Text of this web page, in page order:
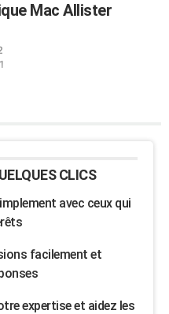
Mac Allister
CLICS
avec ceux qui
facilement et
expertise et aidez les